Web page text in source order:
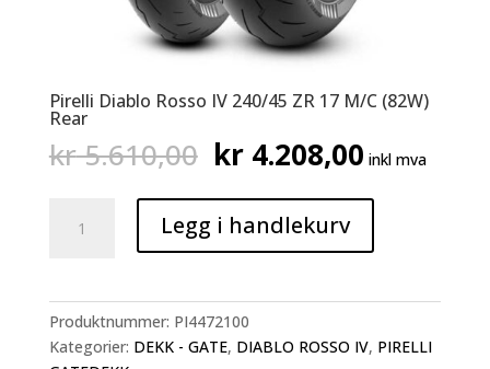
Pirelli Diablo Rosso IV 240/45 ZR 17 M/C (82W)
Rear
kr5.610,00 Opprinnelig
pris
var:
kr 5.610,00.
kr4.208,00
pris
er:
inkl mva
Diablo
240/45
Legg i handlekurv
Produktnummer: PI4472100
Kategorier: DEKK - GATE, DIABLO ROSSO IV, PIRELLI